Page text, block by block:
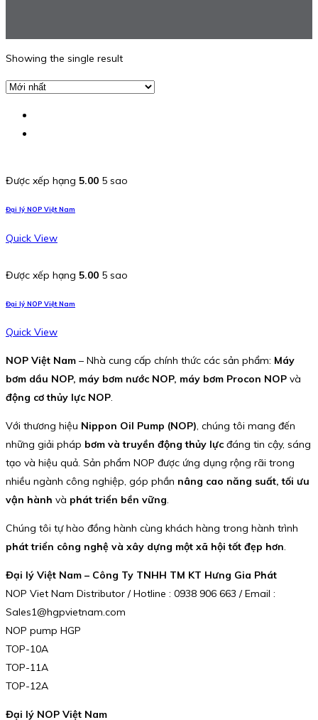
Showing the single result
Được xếp hạng 5.00 5 sao
Đại lý NOP Việt Nam
Quick View
Được xếp hạng 5.00 5 sao
Đại lý NOP Việt Nam
Quick View
NOP Việt Nam – Nhà cung cấp chính thức các sản phẩm: Máy
bơm dầu NOP, máy bơm nước NOP, máy bơm Procon NOP và
động cơ thủy lực NOP.
Với thương hiệu Nippon Oil Pump (NOP), chúng tôi mang đến
những giải pháp bơm và truyền động thủy lực đáng tin cậy, sáng
tạo và hiệu quả. Sản phẩm NOP được ứng dụng rộng rãi trong
nhiều ngành công nghiệp, góp phần nâng cao năng suất, tối ưu
vận hành và phát triển bền vững.
Chúng tôi tự hào đồng hành cùng khách hàng trong hành trình
phát triển công nghệ và xây dựng một xã hội tốt đẹp hơn.
Đại lý Việt Nam – Công Ty TNHH TM KT Hưng Gia Phát
NOP Viet Nam Distributor / Hotline : 0938 906 663 / Email :
Sales1@hgpvietnam.com
NOP pump HGP
TOP-10A
TOP-11A
TOP-12A
Đại lý NOP Việt Nam